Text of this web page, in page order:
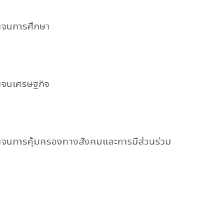
นการศึกษา
นเศรษฐกิจ
นการคุ้มครองทางสังคมและการมีส่วนร่วม